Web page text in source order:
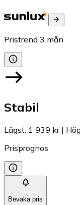
Pristrend 3 mån
Stabil
Lägst: 1 939 kr|
Prisprognos
Bevaka pris